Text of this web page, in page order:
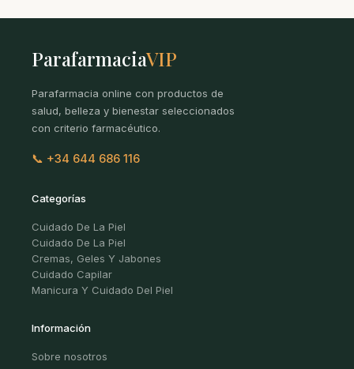
ParafarmaciaVIP
Parafarmacia online con productos de
salud, belleza y bienestar seleccionados
con criterio farmacéutico.
📞 +34 644 686 116
Categorías
Cuidado De La Piel
Cuidado De La Piel
Cremas, Geles Y Jabones
Cuidado Capilar
Manicura Y Cuidado Del Piel
Información
Sobre nosotros